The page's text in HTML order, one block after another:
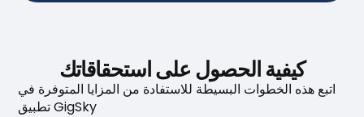
كيفية الحصول على استحقاقاتك
اتبع هذه الخطوات البسيطة للاستفادة من المزايا المتوفرة في
تطبيق GigSky